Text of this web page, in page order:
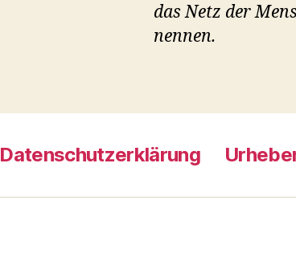
das Netz der
nennen.
Datenschutzerklärung